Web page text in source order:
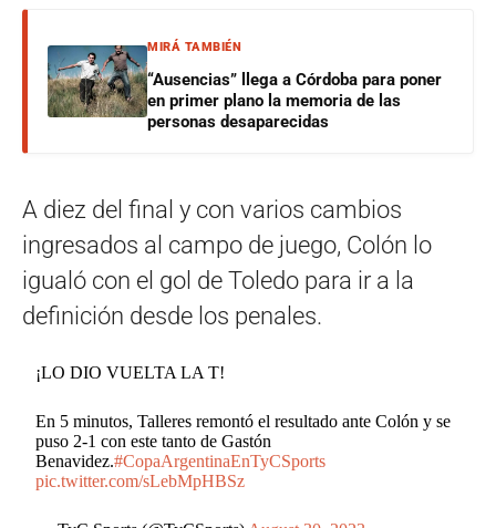
MIRÁ TAMBIÉN
“Ausencias” llega a Córdoba para poner
en primer plano la memoria de las
personas desaparecidas
A diez del final y con varios cambios
ingresados al campo de juego, Colón lo
igualó con el gol de Toledo para ir a la
definición desde los penales.
¡LO DIO VUELTA LA T!
En 5 minutos, Talleres remontó el resultado ante Colón y se
puso 2-1 con este tanto de Gastón
Benavidez.#CopaArgentinaEnTyCSports
pic.twitter.com/sLebMpHBSz